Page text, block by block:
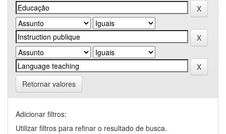
Retornar valores
Adicionar filtros:
Utilizar filtros para refinar o resultado de busca.